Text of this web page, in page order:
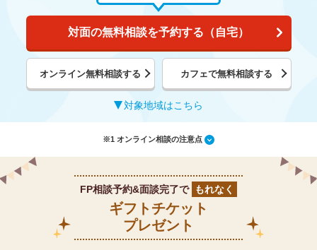
対面の無料相談を予約する（自宅）
オンライン無料相談する カフェで無料相談する
対象地域はこちら
※1 オンライン相談の注意点
FP相談予約&面談完了で もれなく
ギフトチケット
プレゼント